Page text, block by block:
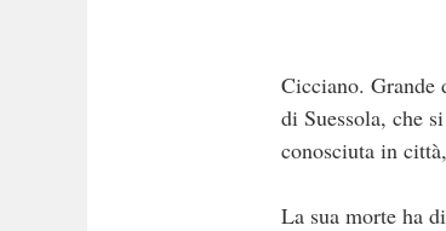
Cicciano.
di Suessola, che
conosciuta in
La sua morte ha